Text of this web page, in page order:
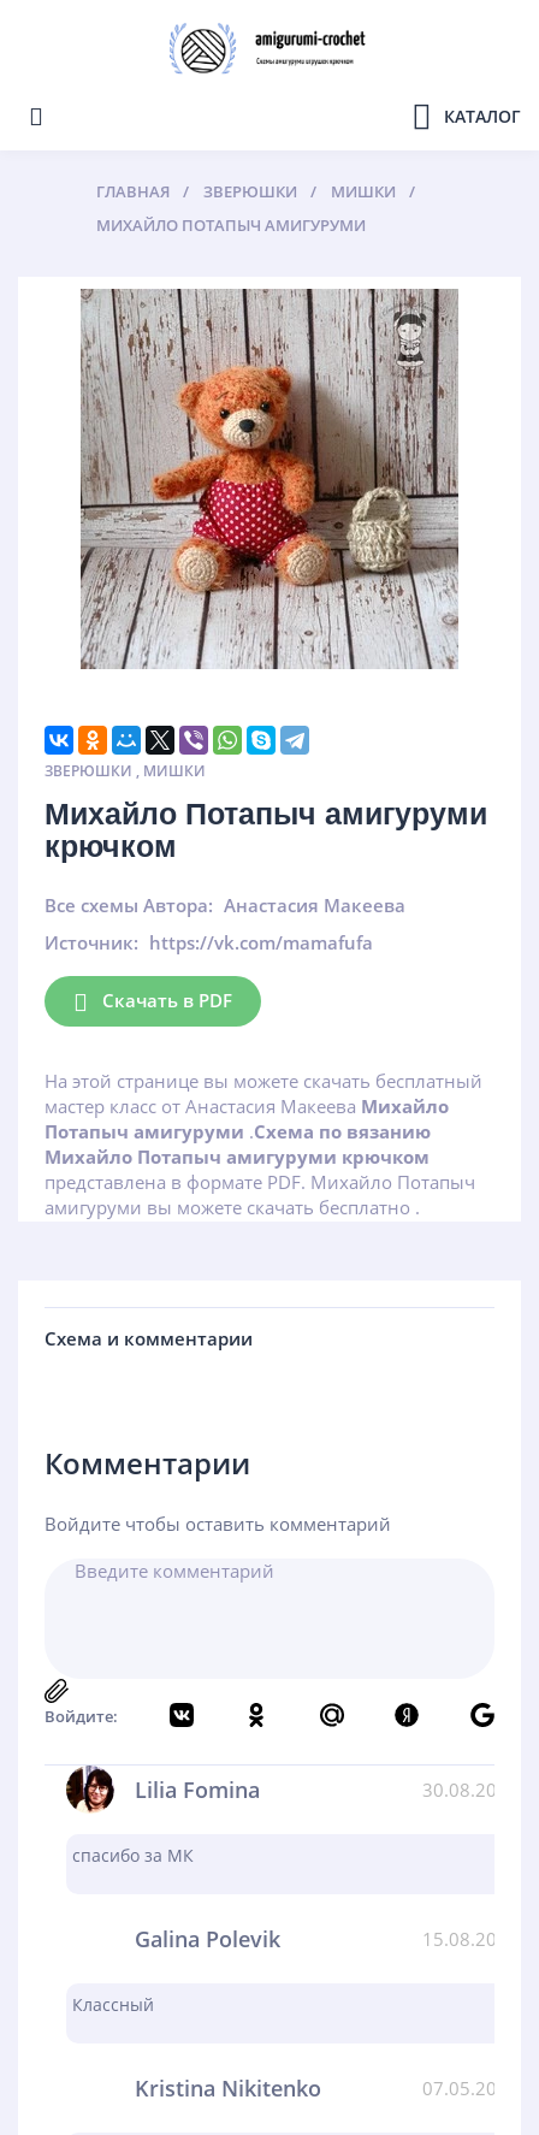
КАТАЛОГ
ГЛАВНАЯ ЗВЕРЮШКИ
МИШКИ
МИХАЙЛО ПОТАПЫЧ АМИГУРУМИ
ЗВЕРЮШКИ , МИШКИ
Михайло Потапыч амигуруми
крючком
Все схемы Автора: Анастасия Макеева
Источник: https://vk.com/mamafufa
Скачать в PDF
На этой странице вы можете скачать бесплатный
мастер класс от Анастасия Макеева Михайло
Потапыч амигуруми .Схема по вязанию
Михайло Потапыч амигуруми крючком
представлена в формате PDF. Михайло Потапыч
амигуруми вы можете скачать бесплатно .
Схема и комментарии
Комментарии
Войдите чтобы оставить комментарий
Войдите:
Lilia Fomina 30.08.2024
спасибо за МК
Galina Polevik 15.08.2024
Классный
Kristina Nikitenko 07.05.2024